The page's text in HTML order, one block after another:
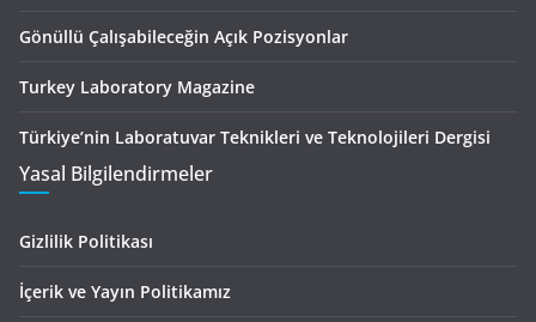
Gönüllü Çalışabileceğin Açık Pozisyonlar
Turkey Laboratory Magazine
Türkiye’nin Laboratuvar Teknikleri ve Teknolojileri Dergisi
Yasal Bilgilendirmeler
Gizlilik Politikası
İçerik ve Yayın Politikamız